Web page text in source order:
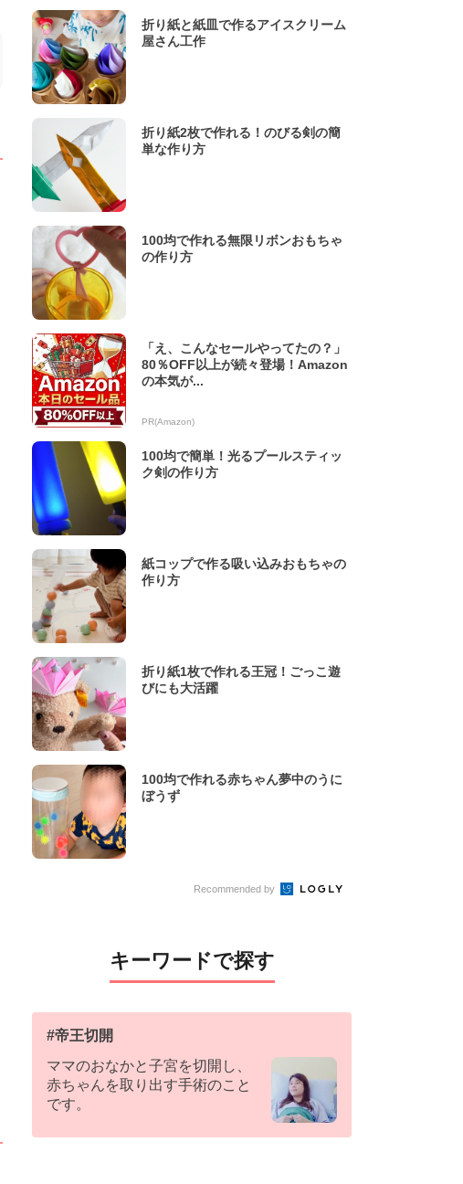
折り紙と紙皿で作るアイスクリーム
屋さん工作
折り紙2枚で作れる！のびる剣の簡
単な作り方
100均で作れる無限リボンおもちゃ
の作り方
「え、こんなセールやってたの？」
80％OFF以上が続々登場！Amazon
の本気が...
PR(Amazon)
100均で簡単！光るプールスティッ
ク剣の作り方
紙コップで作る吸い込みおもちゃの
作り方
折り紙1枚で作れる王冠！ごっこ遊
びにも大活躍
100均で作れる赤ちゃん夢中のうに
ぼうず
Recommended by
キーワードで探す
#帝王切開
ママのおなかと子宮を切開し、
赤ちゃんを取り出す手術のこと
です。